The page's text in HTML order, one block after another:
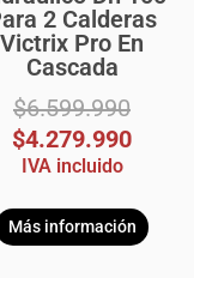
2 Calderas
Victrix Pro En
Cascada
$6.599.990
$4.279.990
IVA incluido
Más información